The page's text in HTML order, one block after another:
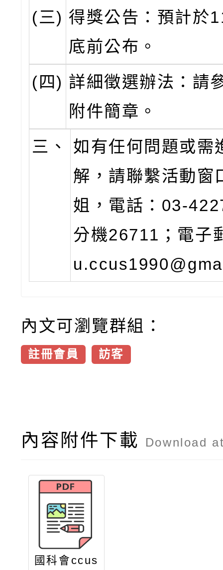
(三) 得獎公告：預計於
底前公布。
(四) 詳細徵選辦法：請
附件簡章。
三、
如有任何問題或需
解，請聯繫活動窗
姐，電話：03-
分機26711；電子
內文可瀏覽群組：
註冊會員 訪客
內容附件下載 Download
國科會ccus